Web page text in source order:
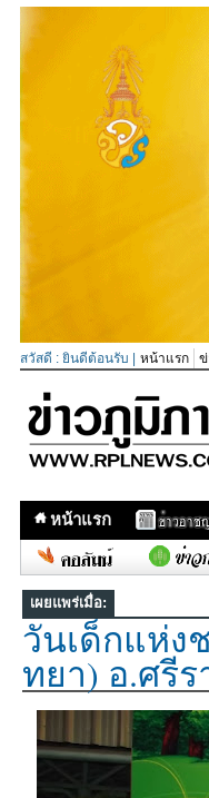
สวัสดี : ยินดีต้อนรับ | หน้าแรก
หน้าแรก
เผยแพร่เมื่อ:
วันเด็กแห่ง
ทยา) อ.ศรี